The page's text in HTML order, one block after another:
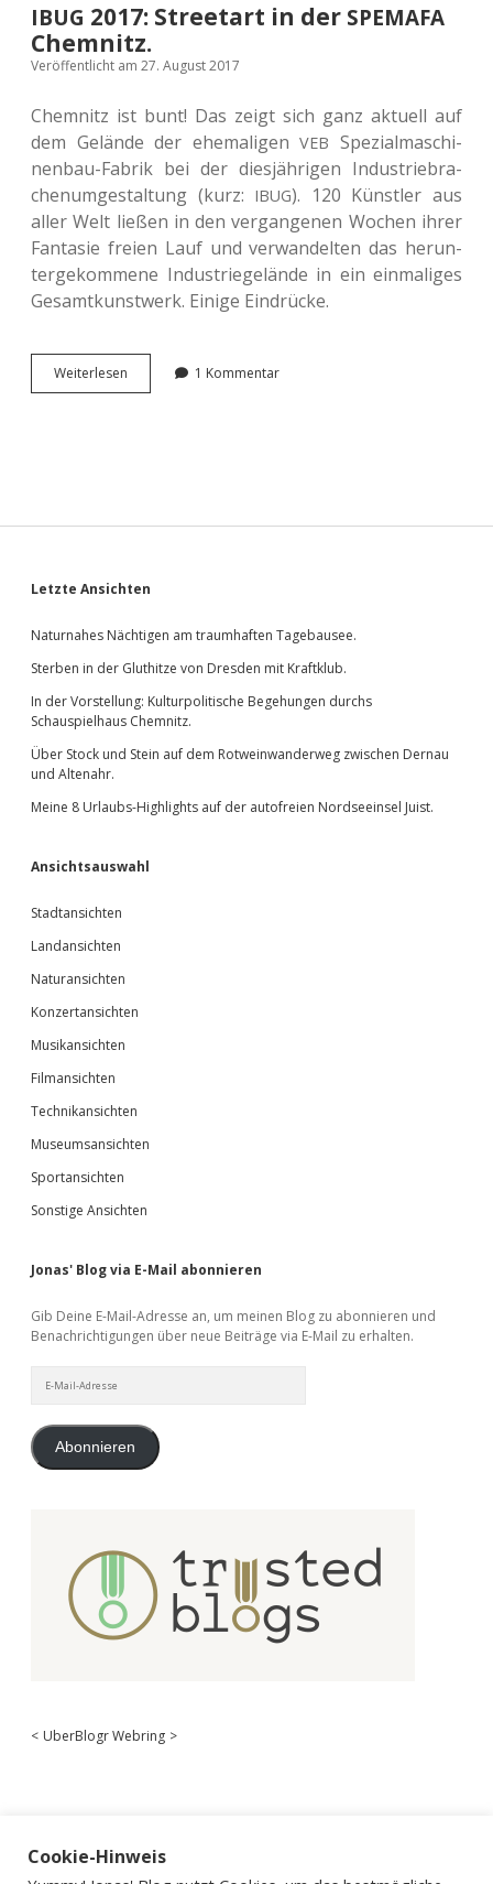
IBUG 2017: Streetart in der SPEMAFA
Chemnitz.
Veröffentlicht am 27. August 2017
Chem­nitz ist bunt! Das zeigt sich ganz aktu­ell auf
dem Gelän­de der ehe­ma­li­genVEB Spe­zi­al­ma­schi­
nen­bau-Fabrik bei der dies­jäh­ri­gen Indus­trie­bra­
chen­um­ge­stal­tung (kurz: IBUG). 120 Künst­ler aus
aller Welt ließen in den ver­gan­ge­nen Wochen ihrer
Fan­ta­sie freien Lauf und ver­wan­del­ten das her­un­
ter­ge­kom­me­ne Indus­trie­ge­län­de in ein ein­ma­li­ges
Gesamt­kunst­werk. Einige Eindrücke.
Wei­ter­le­sen
class=“caps”>
class=“caps”>SPEMAFA</span>
1 Kommentar
Sidebar
Letzte Ansichten
Naturnahes Nächtigen am traumhaften Tagebausee.
Sterben in der Gluthitze von Dresden mit Kraftklub.
In der Vorstellung: Kulturpolitische Begehungen durchs
Schauspielhaus Chemnitz.
Über Stock und Stein auf dem Rotweinwanderweg zwischen Dernau
und Altenahr.
Meine 8 Urlaubs-Highlights auf der autofreien Nordseeinsel Juist.
Ansichtsauswahl
Stadtansichten
Landansichten
Naturansichten
Konzertansichten
Musikansichten
Filmansichten
Technikansichten
Museumsansichten
Sportansichten
Sonstige Ansichten
Jonas' Blog via E-Mail abonnieren
Gib Deine E-Mail-Adresse an, um meinen Blog zu abonnieren und
Benachrichtigungen über neue Beiträge via E-Mail zu erhalten.
Mail-
Abonnieren
< UberBlogr Webring >
Cookie-Hinweis